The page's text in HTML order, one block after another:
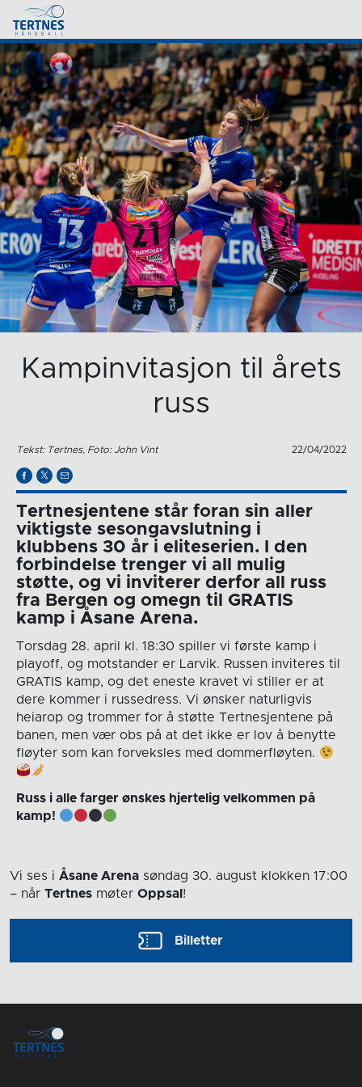
Kampinvitasjon til årets
russ
Tekst: Tertnes, Foto: John Vint 22/04/2022
Tertnesjentene står foran sin aller
viktigste sesongavslutning i
klubbens 30 år i eliteserien. I den
forbindelse trenger vi all mulig
støtte, og vi inviterer derfor all russ
fra Bergen og omegn til GRATIS
kamp i Åsane Arena.
Torsdag 28. april kl. 18:30 spiller vi første kamp i
playoff, og motstander er Larvik. Russen inviteres til
GRATIS kamp, og det eneste kravet vi stiller er at
dere kommer i russedress. Vi ønsker naturligvis
heiarop og trommer for å støtte Tertnesjentene på
banen, men vær obs på at det ikke er lov å benytte
fløyter som kan forveksles med dommerfløyten.
Russ i alle farger ønskes hjertelig velkommen på
kamp!
Vi ses i Åsane Arena søndag 30. august klokken 17:00
– når Tertnes møter Oppsal !
Billetter